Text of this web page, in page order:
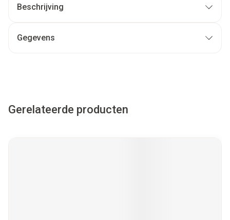
Beschrijving
Gegevens
Gerelateerde producten